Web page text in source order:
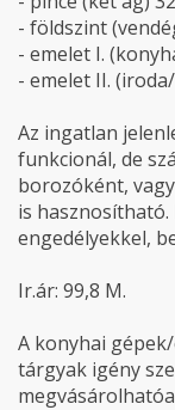
- földszint
- emelet I.
- emelet II.
Az ingatlan
funkcionál, de
borozóként,
is
engedélyekkel,
Ir.ár: 99,8 M.
A konyhai
tárgyak igény